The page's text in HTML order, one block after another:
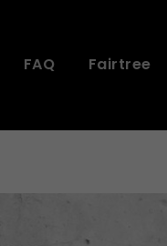
FAQ Fairtree